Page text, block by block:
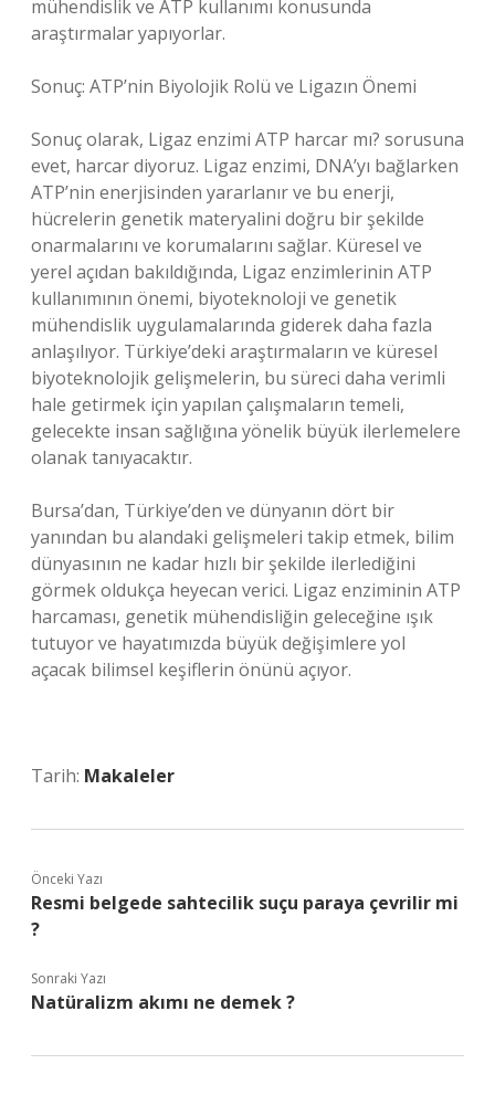
mühendislik ve ATP kullanımı konusunda
araştırmalar yapıyorlar.
Sonuç: ATP’nin Biyolojik Rolü ve Ligazın Önemi
Sonuç olarak, Ligaz enzimi ATP harcar mı? sorusuna
evet, harcar diyoruz. Ligaz enzimi, DNA’yı bağlarken
ATP’nin enerjisinden yararlanır ve bu enerji,
hücrelerin genetik materyalini doğru bir şekilde
onarmalarını ve korumalarını sağlar. Küresel ve
yerel açıdan bakıldığında, Ligaz enzimlerinin ATP
kullanımının önemi, biyoteknoloji ve genetik
mühendislik uygulamalarında giderek daha fazla
anlaşılıyor. Türkiye’deki araştırmaların ve küresel
biyoteknolojik gelişmelerin, bu süreci daha verimli
hale getirmek için yapılan çalışmaların temeli,
gelecekte insan sağlığına yönelik büyük ilerlemelere
olanak tanıyacaktır.
Bursa’dan, Türkiye’den ve dünyanın dört bir
yanından bu alandaki gelişmeleri takip etmek, bilim
dünyasının ne kadar hızlı bir şekilde ilerlediğini
görmek oldukça heyecan verici. Ligaz enziminin ATP
harcaması, genetik mühendisliğin geleceğine ışık
tutuyor ve hayatımızda büyük değişimlere yol
açacak bilimsel keşiflerin önünü açıyor.
Tarih: Makaleler
Önceki Yazı
Resmi belgede sahtecilik suçu paraya çevrilir mi
?
Sonraki Yazı
Natüralizm akımı ne demek ?